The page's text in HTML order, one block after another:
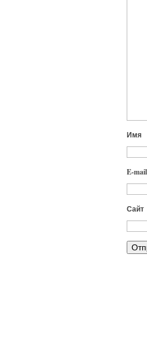
Имя
E-mail
Сайт